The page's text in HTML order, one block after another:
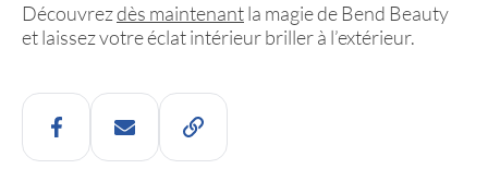
Découvrezdès maintenantla magie de Bend Beauty
et laissez votre éclat intérieur briller à l’extérieur.